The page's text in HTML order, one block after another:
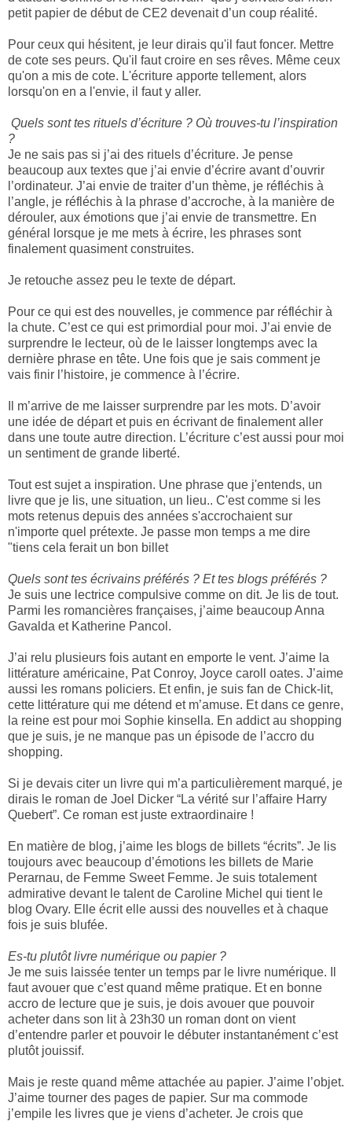
petit papier de début de CE2 devenait d’un coup réalité.
Pour ceux qui hésitent, je leur dirais qu'il faut foncer. Mettre
de cote ses peurs. Qu'il faut croire en ses rêves. Même ceux
qu'on a mis de cote. L'écriture apporte tellement, alors
lorsqu'on en a l'envie, il faut y aller.
Quels sont tes rituels d’écriture ? Où trouves-tu l’inspiration
?
Je ne sais pas si j’ai des rituels d’écriture. Je pense
beaucoup aux textes que j’ai envie d’écrire avant d’ouvrir
l’ordinateur. J’ai envie de traiter d’un thème, je réfléchis à
l’angle, je réfléchis à la phrase d’accroche, à la manière de
dérouler, aux émotions que j’ai envie de transmettre. En
général lorsque je me mets à écrire, les phrases sont
finalement quasiment construites.
Je retouche assez peu le texte de départ.
Pour ce qui est des nouvelles, je commence par réfléchir à
la chute. C’est ce qui est primordial pour moi. J’ai envie de
surprendre le lecteur, où de le laisser longtemps avec la
dernière phrase en tête. Une fois que je sais comment je
vais finir l’histoire, je commence à l’écrire.
Il m’arrive de me laisser surprendre par les mots. D’avoir
une idée de départ et puis en écrivant de finalement aller
dans une toute autre direction. L’écriture c’est aussi pour moi
un sentiment de grande liberté.
Tout est sujet a inspiration. Une phrase que j'entends, un
livre que je lis, une situation, un lieu.. C'est comme si les
mots retenus depuis des années s'accrochaient sur
n'importe quel prétexte. Je passe mon temps a me dire
"tiens cela ferait un bon billet
Quels sont tes écrivains préférés ? Et tes blogs préférés ?
Je suis une lectrice compulsive comme on dit. Je lis de tout.
Parmi les romancières françaises, j’aime beaucoup Anna
Gavalda et Katherine Pancol.
J’ai relu plusieurs fois autant en emporte le vent. J’aime la
littérature américaine, Pat Conroy, Joyce caroll oates. J’aime
aussi les romans policiers. Et enfin, je suis fan de Chick-lit,
cette littérature qui me détend et m’amuse. Et dans ce genre,
la reine est pour moi Sophie kinsella. En addict au shopping
que je suis, je ne manque pas un épisode de l’accro du
shopping.
Si je devais citer un livre qui m’a particulièrement marqué, je
dirais le roman de Joel Dicker “La vérité sur l’affaire Harry
Quebert”. Ce roman est juste extraordinaire !
En matière de blog, j’aime les blogs de billets “écrits”. Je lis
toujours avec beaucoup d’émotions les billets de Marie
Perarnau, de Femme Sweet Femme. Je suis totalement
admirative devant le talent de Caroline Michel qui tient le
blog Ovary. Elle écrit elle aussi des nouvelles et à chaque
fois je suis blufée.
Es-tu plutôt livre numérique ou papier ?
Je me suis laissée tenter un temps par le livre numérique. Il
faut avouer que c’est quand même pratique. Et en bonne
accro de lecture que je suis, je dois avouer que pouvoir
acheter dans son lit à 23h30 un roman dont on vient
d’entendre parler et pouvoir le débuter instantanément c’est
plutôt jouissif.
Mais je reste quand même attachée au papier. J’aime l’objet.
J’aime tourner des pages de papier. Sur ma commode
j’empile les livres que je viens d’acheter. Je crois que